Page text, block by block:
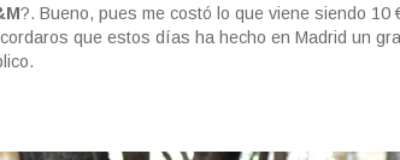
?. Bueno, pues me costó lo que viene siendo
que estos días ha hecho en Madrid un